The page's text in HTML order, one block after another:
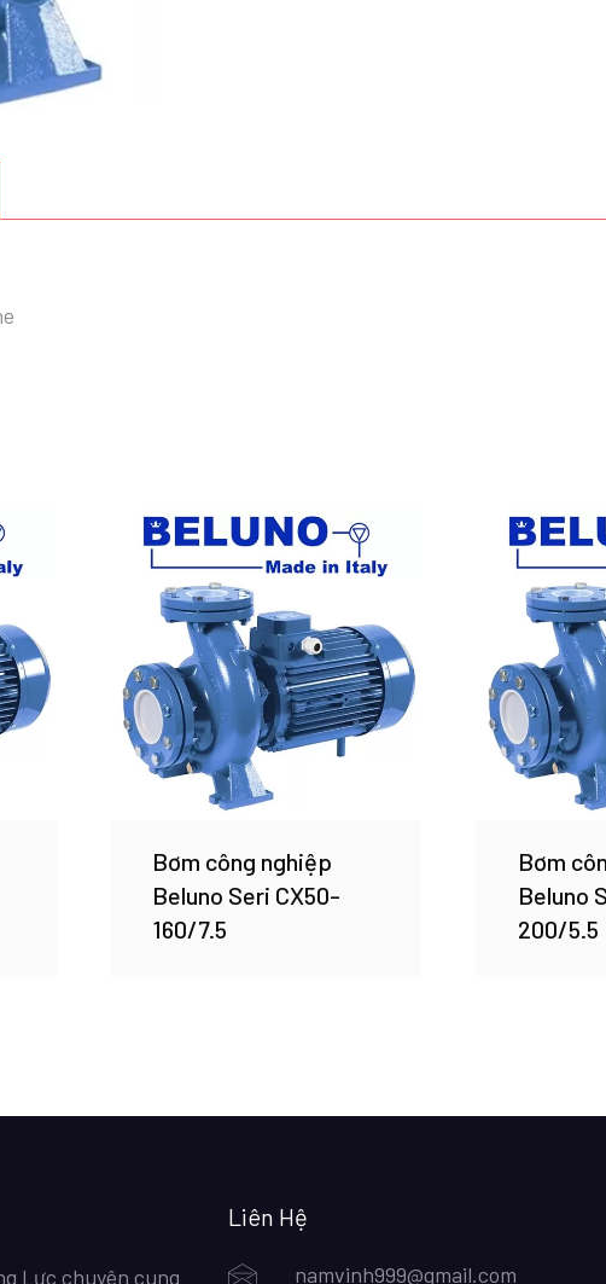
Bơm công nghiệp
Beluno Seri CX50-
160/7.5
Bơm
Beluno
200/5.5
Lực chuyên cung
Liên Hệ
namvinh999@gmail.com